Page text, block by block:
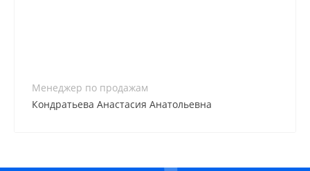
Менеджер по продажам
Кондратьева Анастасия Анатольевна